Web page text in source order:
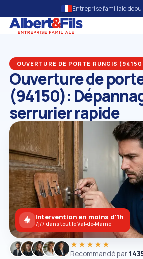
Entreprise familiale
OUVERTURE DE PORTE RUNGIS
Ouverture de
(94150):
serrurier rapide
★★★★★
Recommandé par
Intervention en moins d'1h
7j/7 dans tout le Val‑de‑Marne